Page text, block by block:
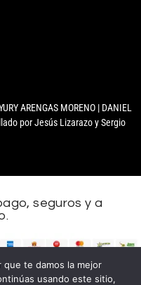
ARENGAS MORENO | DANIEL
por Jesús Lizarazo y Sergio
seguros y a
que te damos la mejor
usando este sitio,